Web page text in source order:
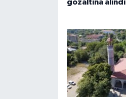
gözaltına alındı